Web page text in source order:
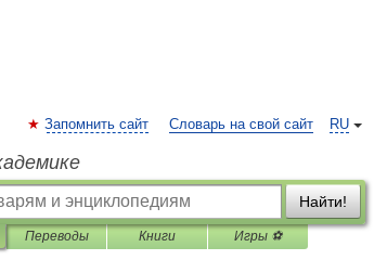
RU
Запомнить сайт Словарь на свой сайт
Найти!
Переводы Книги Игры ⚽